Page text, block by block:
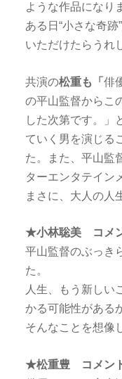
ような作品になり
ある日“小さな奇
いただけたらうれ
共演の松重も「 俳
の平山監督からこ
した次第です。」
ていく男を演じる
た。また、平山監
ターエンタテイン
まさに、大人の人
★小林聡美 コメ
平山監督のぶっき
た。
人生、もう新しい
かる可能性がある
そんなことを想像
★松重豊 コメン